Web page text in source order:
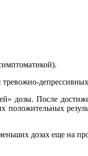
дозы. После
дозах еще на